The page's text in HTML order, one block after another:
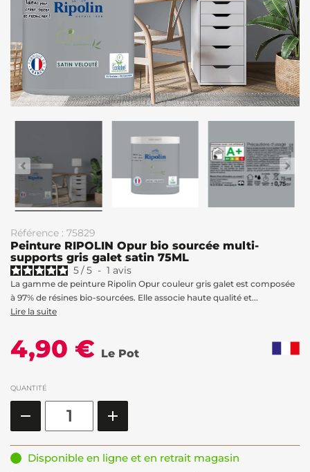
Référence : 75829
Peinture RIPOLIN Opur bio sourcée multi-
supports gris galet satin 75ML
5/5 - 1 avis
La gamme de peinture Ripolin Opur couleur gris galet est composée
à 97% de résines bio-sourcées. Elle associe haute qualité et...
Lire la suite
4,90 € Le Pot
QUANTITÉ
Disponible en ligne et en retrait magasin